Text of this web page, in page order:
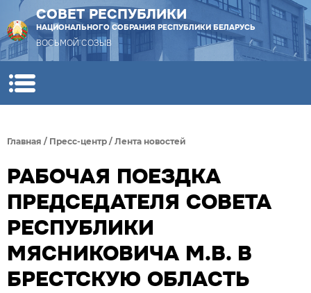
СОВЕТ РЕСПУБЛИКИ
НАЦИОНАЛЬНОГО СОБРАНИЯ РЕСПУБЛИКИ БЕЛАРУСЬ
ВОСЬМОЙ СОЗЫВ
Главная / Пресс-центр / Лента новостей
РАБОЧАЯ ПОЕЗДКА
ПРЕДСЕДАТЕЛЯ СОВЕТА
РЕСПУБЛИКИ
МЯСНИКОВИЧА М.В. В
БРЕСТСКУЮ ОБЛАСТЬ